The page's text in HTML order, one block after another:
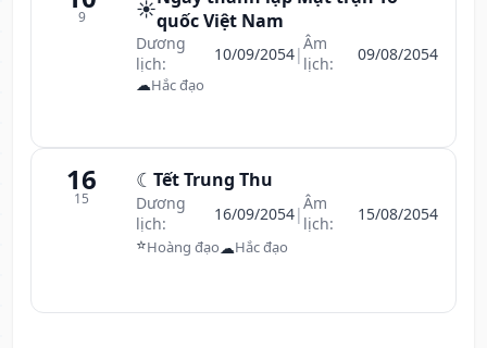
9 ☀️quốc Việt Nam
Dương
lịch:
10/09/2054|Âm
lịch:
09/08/2054
☁Hắc đạo
16
15
☾ Tết Trung Thu
Dương
lịch:
16/09/2054|Âm
lịch:
15/08/2054
⭐Hoàng đạo☁Hắc đạo